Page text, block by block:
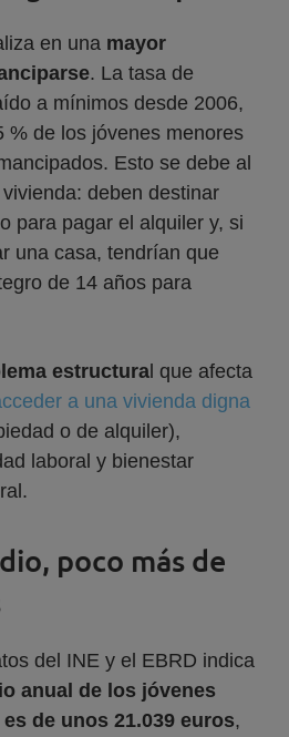
en una mayor
. La tasa de
a mínimos desde 2006,
% de los jóvenes menores
Esto se debe al
deben destinar
para pagar el alquiler y, si
una casa, tendrían que
de 14 años para
estructura l que afecta
a una vivienda digna
o de alquiler),
laboral y bienestar
poco más de
del INE y el EBRD indica
anual de los jóvenes
de unos 21.039 euros,